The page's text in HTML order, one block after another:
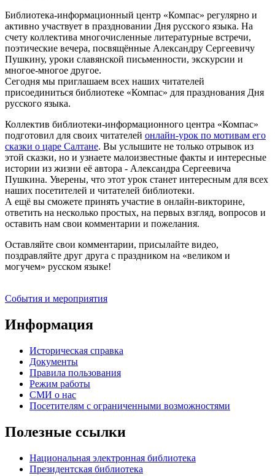
Библиотека-информационный центр «Компас» регулярно и
активно участвует в праздновании Дня русского языка. На
счету коллектива многочисленные литературные встречи,
поэтические вечера, посвящённые Александру Сергеевичу
Пушкину, уроки славянской письменности, экскурсии и
многое-многое другое.
Сегодня мы приглашаем всех наших читателей
присоединиться библиотеке «Компас» для празднования Дня
русского языка.
Коллектив библиотеки-информационного центра «Компас»
подготовил для своих читателей онлайн-урок по мотивам его
сказки о царе Салтане. Вы услышите не только отрывок из
этой сказки, но и узнаете малоизвестные факты и интересные
истории из жизни её автора - Александра Сергеевича
Пушкина. Уверены, что этот урок станет интересным для всех
наших посетителей и читателей библиотеки.
А ещё вы сможете принять участие в онлайн-викторине,
ответить на несколько простых, на первых взгляд, вопросов и
оставить нам свои комментарии и пожелания.
Оставляйте свои комментарии, присылайте видео,
поздравляйте друг друга с праздником на «великом и
могучем» русском языке!
События и мероприятия
Информация
Историческая справка
Документы
Правила пользования
Режим работы
СМИ о нас
Посетителям с ограниченными возможностями
Полезные ссылки
Национальная электронная библиотека
Президентская библиотека